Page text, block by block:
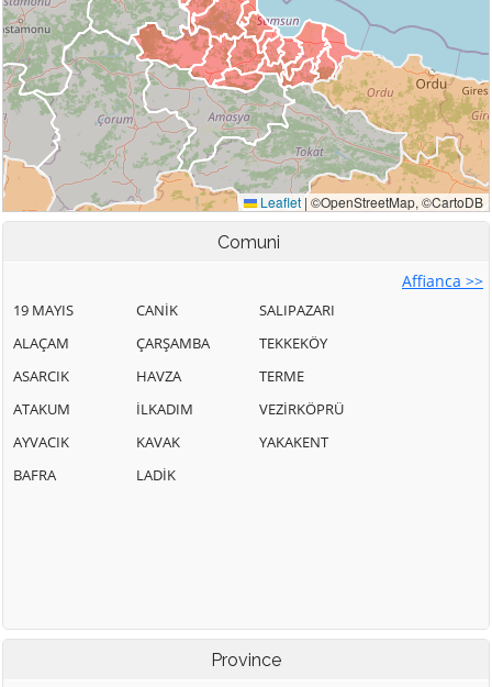
Comuni
Affianca >>
19 MAYIS
ALAÇAM
ASARCIK
ATAKUM
AYVACIK
BAFRA
CANİK
ÇARŞAMBA
HAVZA
İLKADIM
KAVAK
LADİK
SALIPAZARI
TEKKEKÖY
TERME
VEZİRKÖPRÜ
YAKAKENT
Province